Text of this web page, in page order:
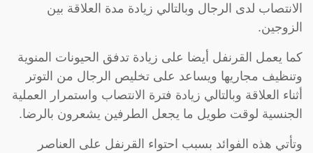
الانتصاب لدى الرجال وبالتالي زيادة مدة العلاقة بين
الزوجين.
كما يعمل القرنفل أيضا على زيادة تدفق الحيونات المنوية
وتنظيف مجاريها ويساعد على تخليص الرجال من التوتر
أثناء العلاقة وبالتالي زيادة فترة الانتصاب واستمرار العملية
الجنسية لوقت طويل ما يجعل الطرفين يشعرون بالرضا.
وتأتي هذه الفوائد بسبب احتواء القرنفل على العناصر